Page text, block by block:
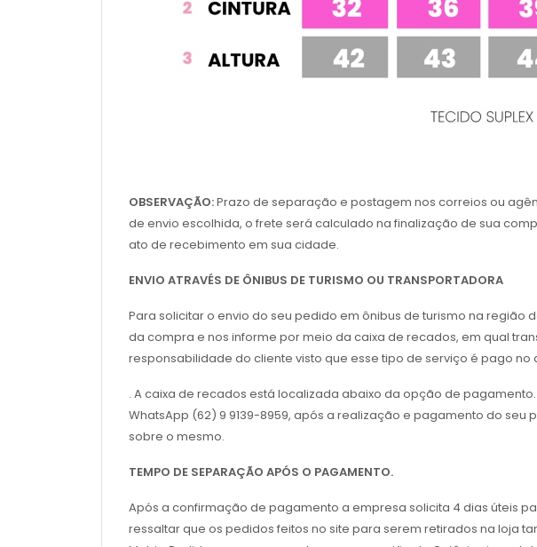
OBSERVAÇÃO:Prazo de separação e postagem nos correios ou
de envio escolhida, o frete será calculado na finalização de sua
ato de recebimento em sua cidade.
ENVIO ATRAVÉS DE ÔNIBUS DE TURISMO OU TRANSPORTADORA
Para solicitar o envio do seu pedido em ônibus de turismo na
da compra e nos informe por meio da caixa de recados, em qual
responsabilidade do cliente visto que esse tipo de serviço é pago
. A caixa de recados está localizada abaixo da opção de
WhatsApp (62) 9 9139-8959, após a realização e pagamento do
sobre o mesmo.
TEMPO DE SEPARAÇÃO APÓS O PAGAMENTO.
Após a confirmação de pagamento a empresa solicita 4 dias úteis
ressaltar que os pedidos feitos no site para serem retirados na loja